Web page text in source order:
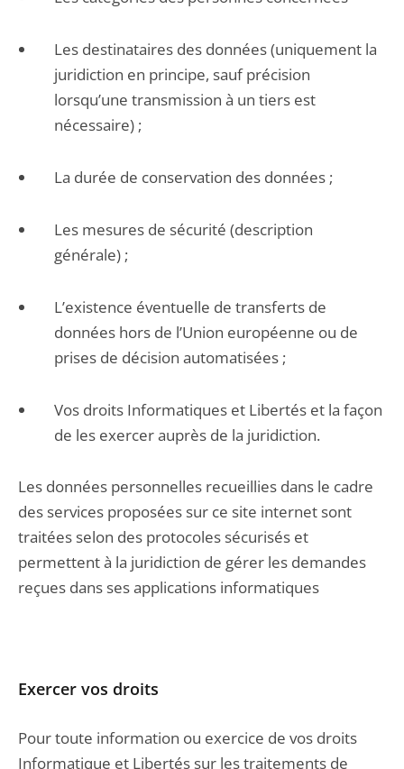
Les destinataires des données (uniquement la
juridiction en principe, sauf précision
lorsqu’une transmission à un tiers est
nécessaire) ;
La durée de conservation des données ;
Les mesures de sécurité (description
générale) ;
L’existence éventuelle de transferts de
données hors de l’Union européenne ou de
prises de décision automatisées ;
Vos droits Informatiques et Libertés et la façon
de les exercer auprès de la juridiction.
Les données personnelles recueillies dans le cadre
des services proposées sur ce site internet sont
traitées selon des protocoles sécurisés et
permettent à la juridiction de gérer les demandes
reçues dans ses applications informatiques
Exercer vos droits
Pour toute information ou exercice de vos droits
Informatique et Libertés sur les traitements de